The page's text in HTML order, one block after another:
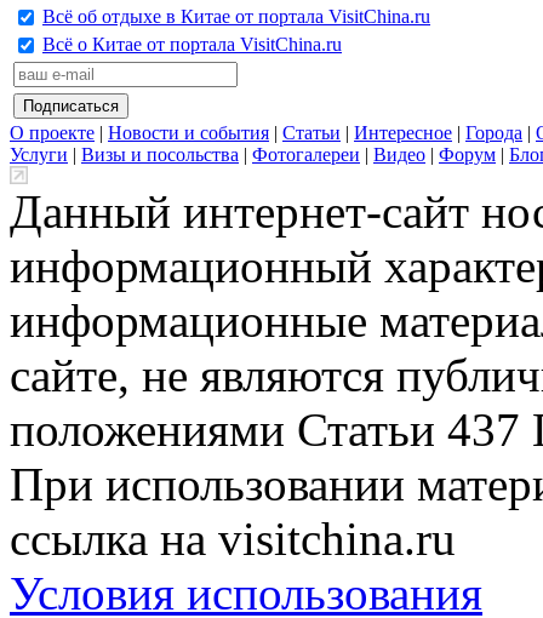
Всё об отдыхе в Китае от портала VisitChina.ru
Всё о Китае от портала VisitChina.ru
О проекте | Новости и события | Статьи | Интересное | Города |
Услуги | Визы и посольства | Фотогалереи | Видео | Форум |
Данный интернет-сайт
информационный
информационные
сайте, не являются
положениями Статьи 437
При использовании
ссылка на visitchina.ru
Условия использования